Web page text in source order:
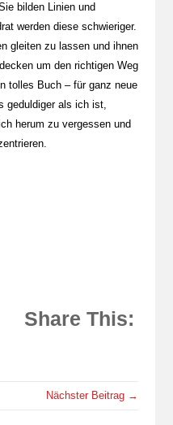
bilden Linien und
werden diese schwieriger.
gleiten zu lassen und ihnen
um den richtigen Weg
tolles Buch – für ganz neue
geduldiger als ich ist,
herum zu vergessen und
Share This:
Nächster Beitrag →